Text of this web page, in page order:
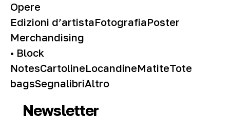
Opere
Edizioni d’artistaFotografiaPoster
Merchandising
• Block
NotesCartolineLocandineMatiteTote
bagsSegnalibriAltro
Newsletter